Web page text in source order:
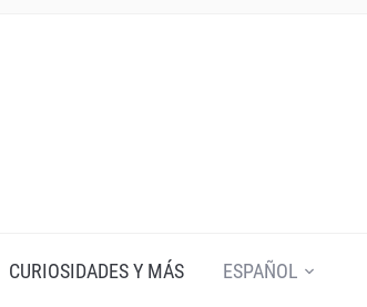
CURIOSIDADES Y MÁS ESPAÑOL